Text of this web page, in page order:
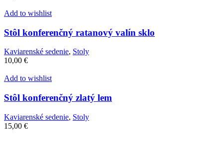
Add to wishlist
Stôl konferenčný ratanový valín sklo
Kaviarenské sedenie, Stoly
10,00 €
Add to wishlist
Stôl konferenčný zlatý lem
Kaviarenské sedenie, Stoly
15,00 €